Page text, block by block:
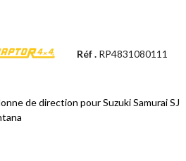
Réf . RP4831080111
de direction pour Suzuki Samurai SJ